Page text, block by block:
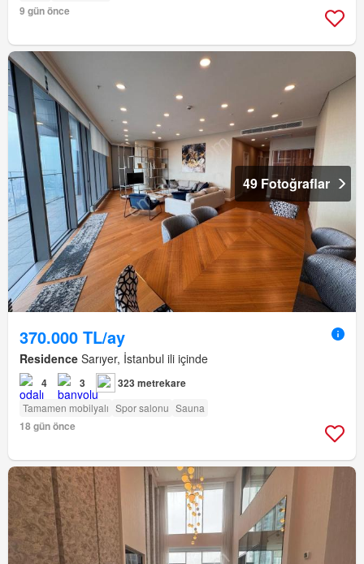
9 gün önce
49 Fotoğraflar
370.000 TL/ay
Residence Sarıyer, İstanbul ili içinde
4 3 323 metrekare
Tamamen mobilyalı Spor salonu Sauna
18 gün önce